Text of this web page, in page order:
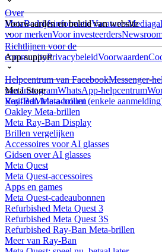
Over
MetaBedrijfsinformatieVacatures
voor merkenVoor investeerders
Voorwaarden en beleid van website
Richtlijnen voor de
communityPrivacybeleidVoorwaarden
App-support
Helpcentrum van FacebookMessenger-
van InstagramWhatsApp-helpcentrum
VerifiedMeta-account (enkele
Meta Store
Ray-Ban Meta-brillen
Oakley Meta-brillen
Meta Ray-Ban Display
Brillen vergelijken
Accessoires voor AI glasses
Gidsen over AI glasses
Meta Quest
Meta Quest-accessoires
Apps en games
Meta Quest-cadeaubonnen
Refurbished Meta Quest 3
Refurbished Meta Quest 3S
Refurbished Ray-Ban Meta-brillen
Meer van Ray-Ban